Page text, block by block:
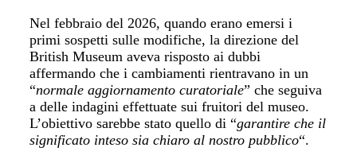
Nel febbraio del 2026, quando erano emersi i
primi sospetti sulle modifiche, la direzione del
British Museum aveva risposto ai dubbi
affermando che i cambiamenti rientravano in un
“normale aggiornamento curatoriale” che seguiva
a delle indagini effettuate sui fruitori del museo.
L’obiettivo sarebbe stato quello di “garantire che il
significato inteso sia chiaro al nostro pubblico“.